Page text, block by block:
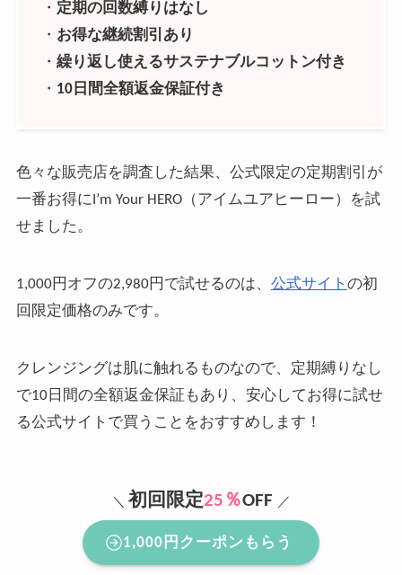
・ 定期の回数縛りはなし
・ お得な継続割引あり
・繰り返し使えるサステナブルコットン付き
・ 10日間全額返金保証付き
色々な販売店を調査した結果、公式限定の定期割引が
一番お得にI’m Your HERO（アイムユアヒーロー）を試
せました。
1,000円オフの2,980円で試せるのは、 公式サイト の初
回限定価格のみです。
クレンジングは肌に触れるものなので、定期縛りなし
で10日間の全額返金保証もあり、安心してお得に試せ
る公式サイトで買うことをおすすめします！
＼ 初回限定25％OFF ／
1,000円クーポンもらう